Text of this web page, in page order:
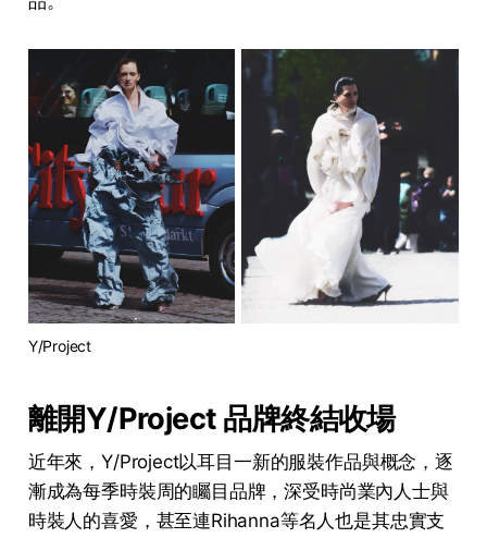
Y/Project
離開Y/Project 品牌終結收場
近年來，Y/Project以耳目一新的服裝作品與概念，逐
漸成為每季時裝周的矚目品牌，深受時尚業內人士與
時裝人的喜愛，甚至連Rihanna等名人也是其忠實支